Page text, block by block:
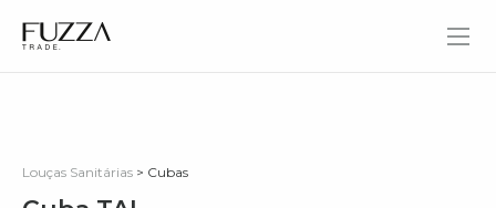
Fuzza Trade
Louças Sanitárias > Cubas